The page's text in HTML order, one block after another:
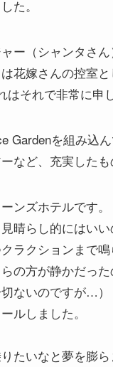
た。
ー（シャンタさ
花嫁さんの控室
それで非常に申
Gardenを組み込ん
など、充実したも
ンズホテルです。
晴らし的にはいい
ラクションまで
の方が静かだった
ないのですが…）
ルしました。
たいなと夢を膨ら